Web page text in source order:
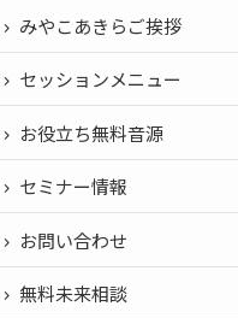
みやこあきらご挨拶
セッションメニュー
お役立ち無料音源
セミナー情報
お問い合わせ
無料未来相談